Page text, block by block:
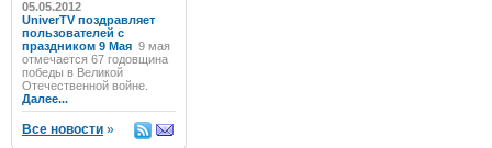
05.05.2012
UniverTV поздравляет
пользователей с
праздником 9 Мая 9 мая
отмечается 67 годовщина
победы в Великой
Отечественной войне.
Далее...
Все новости »